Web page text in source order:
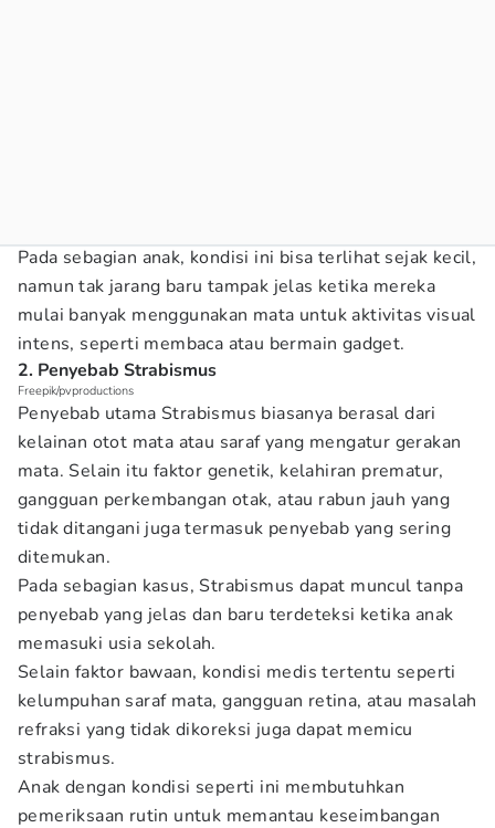
Pada sebagian anak, kondisi ini bisa terlihat sejak kecil,
namun tak jarang baru tampak jelas ketika mereka
mulai banyak menggunakan mata untuk aktivitas visual
intens, seperti membaca atau bermain gadget.
2. Penyebab Strabismus
Freepik/pvproductions
Penyebab utama Strabismus biasanya berasal dari
kelainan otot mata atau saraf yang mengatur gerakan
mata. Selain itu faktor genetik, kelahiran prematur,
gangguan perkembangan otak, atau rabun jauh yang
tidak ditangani juga termasuk penyebab yang sering
ditemukan.
Pada sebagian kasus, Strabismus dapat muncul tanpa
penyebab yang jelas dan baru terdeteksi ketika anak
memasuki usia sekolah.
Selain faktor bawaan, kondisi medis tertentu seperti
kelumpuhan saraf mata, gangguan retina, atau masalah
refraksi yang tidak dikoreksi juga dapat memicu
strabismus.
Anak dengan kondisi seperti ini membutuhkan
pemeriksaan rutin untuk memantau keseimbangan